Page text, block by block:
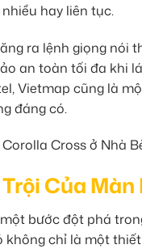
hay liên tục.
ra lệnh giọng nói
an toàn tối đa khi
Vietmap cũng là
đáng có.
Của
bước đột phá
không chỉ là một